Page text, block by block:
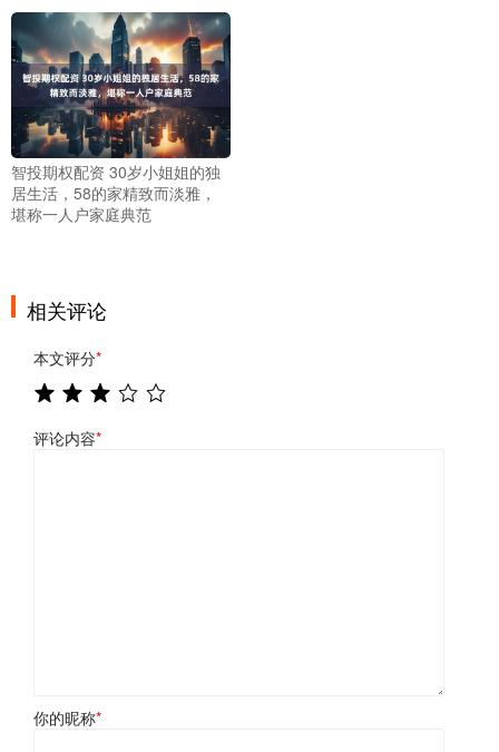
智投期权配资 30岁小姐姐的独
居生活，58的家精致而淡雅，
堪称一人户家庭典范
相关评论
本文评分*
评论内容*
你的昵称*